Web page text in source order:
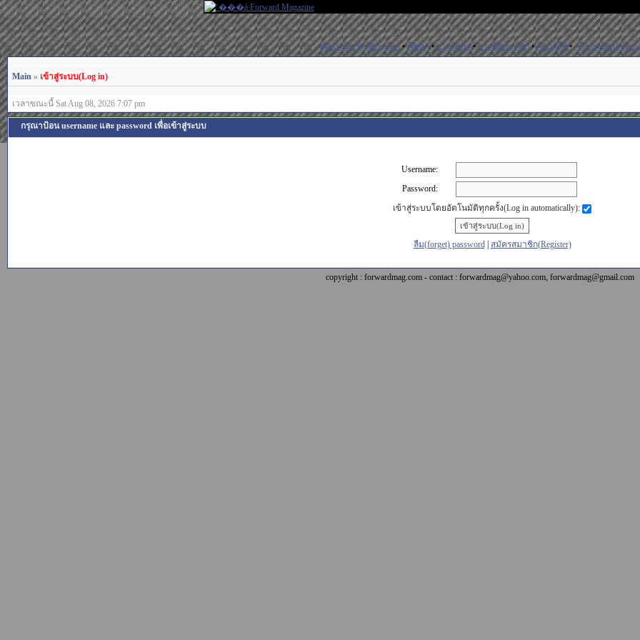
สมัครสมาชิก(Register)•ค้นหา•ช่วยเหลือ•รายชื่อสมาชิก•กลุ่มผู้ใช้•เข้าสู่ระบบ(Log in)
Main » เข้าสู่ระบบ(Log in)
เวลาขณะนี้ Sat Aug 08, 2026 7:07 pm
กรุณาป้อน username และ password เพื่อเข้าสู่ระบบ
Username:
Password:
เข้าสู่ระบบโดยอัตโนมัติทุกครั้ง(Log in automatically):
ลืม(forget) password| สมัครสมาชิก(Register)
copyright : forwardmag.com - contact : forwardmag@yahoo.com, forwardmag@gmail.com